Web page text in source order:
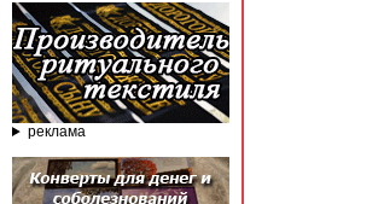
реклама